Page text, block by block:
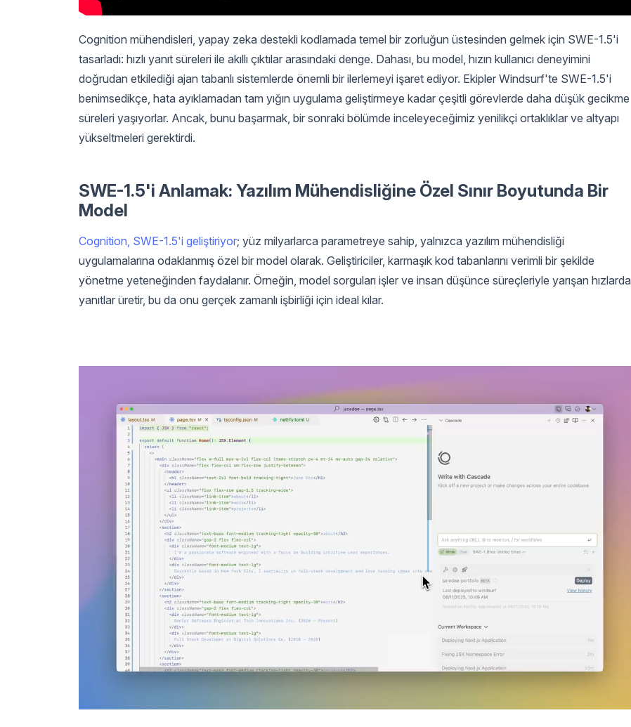
Cognition mühendisleri, yapay zeka destekli kodlamada temel bir zorluğun üstesinden gelmek için SWE-1.5'i
tasarladı: hızlı yanıt süreleri ile akıllı çıktılar arasındaki denge. Dahası, bu model, hızın kullanıcı deneyimini
doğrudan etkilediği ajan tabanlı sistemlerde önemli bir ilerlemeyi işaret ediyor. Ekipler Windsurf'te SWE-1.5'i
benimsedikçe, hata ayıklamadan tam yığın uygulama geliştirmeye kadar çeşitli görevlerde daha düşük gecikme
süreleri yaşıyorlar. Ancak, bunu başarmak, bir sonraki bölümde inceleyeceğimiz yenilikçi ortaklıklar ve altyapı
yükseltmeleri gerektirdi.
SWE-1.5'i Anlamak: Yazılım Mühendisliğine Özel Sınır Boyutunda Bir
Model
Cognition, SWE-1.5'i geliştiriyor; yüz milyarlarca parametreye sahip, yalnızca yazılım mühendisliği
uygulamalarına odaklanmış özel bir model olarak. Geliştiriciler, karmaşık kod tabanlarını verimli bir şekilde
yönetme yeteneğinden faydalanır. Örneğin, model sorguları işler ve insan düşünce süreçleriyle yarışan hızlarda
yanıtlar üretir, bu da onu gerçek zamanlı işbirliği için ideal kılar.